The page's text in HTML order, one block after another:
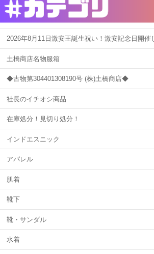
2026年8月11日激安王誕生祝い！激安記念日開催
土橋商店名物服箱
◆古物第304401308190号 (株)土橋商店◆
社長のイチオシ商品
在庫処分！見切り処分！
インドエスニック
アパレル
肌着
靴下
靴・サンダル
水着